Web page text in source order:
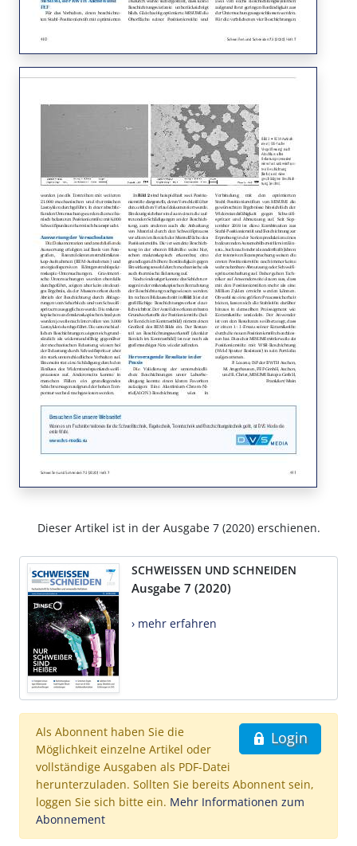
Dieser Artikel ist in der Ausgabe 7 (2020) erschienen.
SCHWEISSEN UND SCHNEIDEN
Ausgabe 7 (2020)
› mehr erfahren
Login
Als Abonnent haben Sie die
Möglichkeit einzelne Artikel oder
vollständige Ausgaben als PDF-Datei
herunterzuladen. Sollten Sie bereits Abonnent sein,
loggen Sie sich bitte ein. Mehr Informationen zum
Abonnement